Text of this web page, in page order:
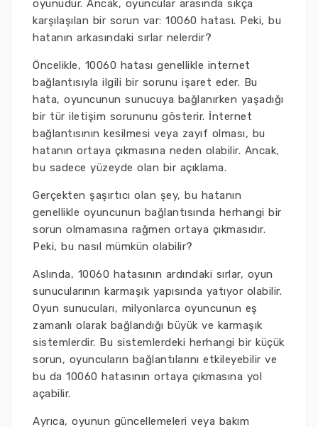
oyunudur. Ancak, oyuncular arasında sıkça
karşılaşılan bir sorun var: 10060 hatası. Peki, bu
hatanın arkasındaki sırlar nelerdir?
Öncelikle, 10060 hatası genellikle internet
bağlantısıyla ilgili bir sorunu işaret eder. Bu
hata, oyuncunun sunucuya bağlanırken yaşadığı
bir tür iletişim sorununu gösterir. İnternet
bağlantısının kesilmesi veya zayıf olması, bu
hatanın ortaya çıkmasına neden olabilir. Ancak,
bu sadece yüzeyde olan bir açıklama.
Gerçekten şaşırtıcı olan şey, bu hatanın
genellikle oyuncunun bağlantısında herhangi bir
sorun olmamasına rağmen ortaya çıkmasıdır.
Peki, bu nasıl mümkün olabilir?
Aslında, 10060 hatasının ardındaki sırlar, oyun
sunucularının karmaşık yapısında yatıyor olabilir.
Oyun sunucuları, milyonlarca oyuncunun eş
zamanlı olarak bağlandığı büyük ve karmaşık
sistemlerdir. Bu sistemlerdeki herhangi bir küçük
sorun, oyuncuların bağlantılarını etkileyebilir ve
bu da 10060 hatasının ortaya çıkmasına yol
açabilir.
Ayrıca, oyunun güncellemeleri veya bakım